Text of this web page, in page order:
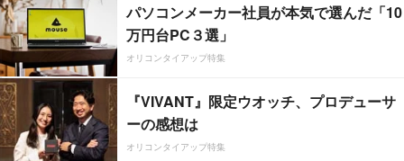
パソコンメーカー社員が本気で選んだ「10
万円台PC３選」
オリコンタイアップ特集
『VIVANT』限定ウオッチ、プロデューサ
ーの感想は
オリコンタイアップ特集